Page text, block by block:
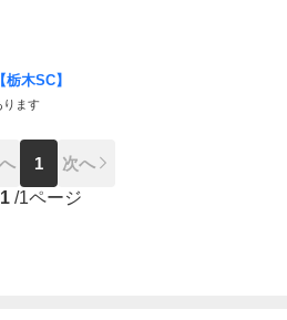
木SC】
ります
1
次へ
1 /1ページ